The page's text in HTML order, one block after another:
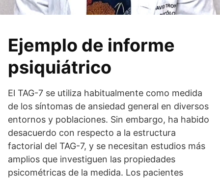
Ejemplo de informe
psiquiátrico
El TAG-7 se utiliza habitualmente como medida
de los síntomas de ansiedad general en diversos
entornos y poblaciones. Sin embargo, ha habido
desacuerdo con respecto a la estructura
factorial del TAG-7, y se necesitan estudios más
amplios que investiguen las propiedades
psicométricas de la medida. Los pacientes